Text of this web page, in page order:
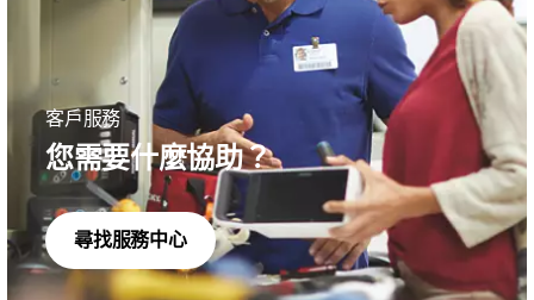
客戶服務
您需要什麼協助？
尋找服務中心